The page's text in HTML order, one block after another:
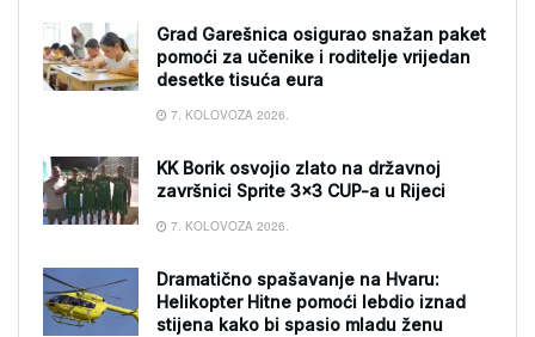
Grad Garešnica osigurao snažan paket
pomoći za učenike i roditelje vrijedan
desetke tisuća eura
7. KOLOVOZA 2026.
KK Borik osvojio zlato na državnoj
završnici Sprite 3×3 CUP-a u Rijeci
7. KOLOVOZA 2026.
Dramatično spašavanje na Hvaru:
Helikopter Hitne pomoći lebdio iznad
stijena kako bi spasio mladu ženu